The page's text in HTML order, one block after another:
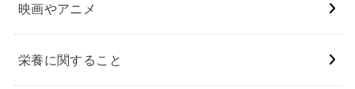
映画やアニメ
栄養に関すること